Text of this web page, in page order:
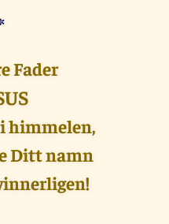
Fader
himmelen,
Ditt namn